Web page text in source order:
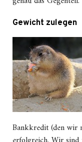
Gewicht zulegen
Bankkredit (den wir